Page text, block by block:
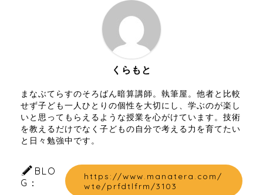
くらもと
まなぶてらすのそろばん暗算講師。執筆屋。他者と比較
せず子ども一人ひとりの個性を大切にし、学ぶのが楽し
いと思ってもらえるような授業を心がけています。技術
を教えるだけでなく子どもの自分で考える力を育てたい
と日々勉強中です。
BLO
G：
https://www.manatera.com/
wte/prfdtlfrm/3103